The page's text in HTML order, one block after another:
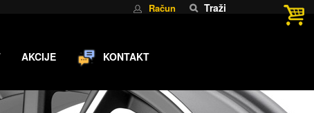
Račun Traži
AKCIJE KONTAKT